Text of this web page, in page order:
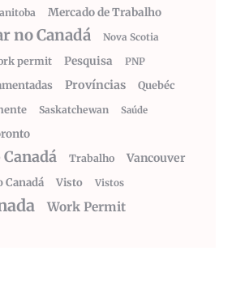
Mercado de Trabalho
no Canadá Nova Scotia
permit Pesquisa PNP
Províncias
Quebéc
Saskatchewan Saúde
Trabalho Vancouver
Canadá Visto Vistos
Work Permit